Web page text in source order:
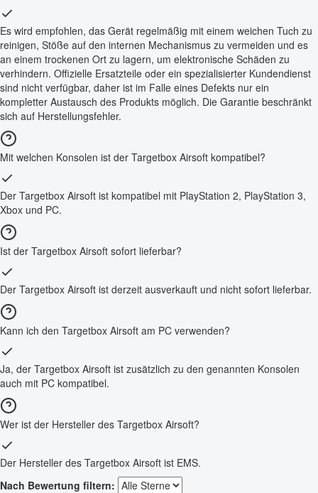
Es wird empfohlen, das Gerät regelmäßig mit einem weichen Tuch zu
reinigen, Stöße auf den internen Mechanismus zu vermeiden und es
an einem trockenen Ort zu lagern, um elektronische Schäden zu
verhindern. Offizielle Ersatzteile oder ein spezialisierter Kundendienst
sind nicht verfügbar, daher ist im Falle eines Defekts nur ein
kompletter Austausch des Produkts möglich. Die Garantie beschränkt
sich auf Herstellungsfehler.
Mit welchen Konsolen ist der Targetbox Airsoft kompatibel?
Der Targetbox Airsoft ist kompatibel mit PlayStation 2, PlayStation 3,
Xbox und PC.
Ist der Targetbox Airsoft sofort lieferbar?
Der Targetbox Airsoft ist derzeit ausverkauft und nicht sofort lieferbar.
Kann ich den Targetbox Airsoft am PC verwenden?
Ja, der Targetbox Airsoft ist zusätzlich zu den genannten Konsolen
auch mit PC kompatibel.
Wer ist der Hersteller des Targetbox Airsoft?
Der Hersteller des Targetbox Airsoft ist EMS.
Nach Bewertung filtern: